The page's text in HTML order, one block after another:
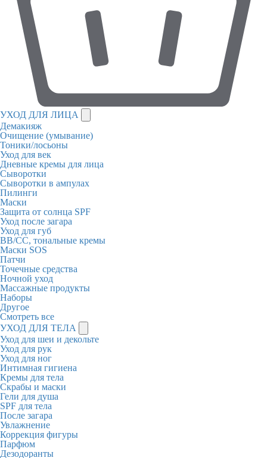
УХОД ДЛЯ ЛИЦА
Демакияж
Очищение (умывание)
Тоники/лосьоны
Уход для век
Дневные кремы для лица
Сыворотки
Сыворотки в ампулах
Пилинги
Маски
Защита от солнца SPF
Уход после загара
Уход для губ
BB/CC, тональные кремы
Маски SOS
Патчи
Точечные средства
Ночной уход
Массажные продукты
Наборы
Другое
Смотреть все
УХОД ДЛЯ ТЕЛА
Уход для шеи и декольте
Уход для рук
Уход для ног
Интимная гигиена
Кремы для тела
Скрабы и маски
Гели для душа
SPF для тела
После загара
Увлажнение
Коррекция фигуры
Парфюм
Дезодоранты